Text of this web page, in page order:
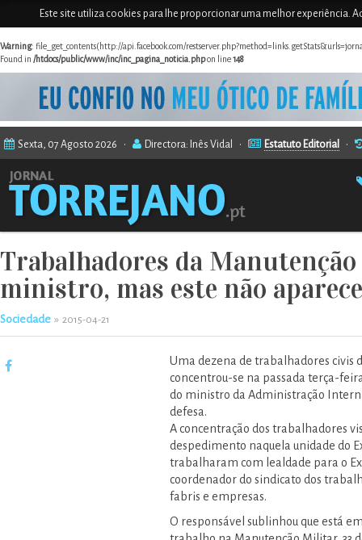
Este site utiliza cookies para lhe proporcionar uma melhor experiência.
Warning: file_get_contents(http://api.facebook.com/
Found in /htdocs/public/www/inc/inc_pagina_noticia.phpon line148
Sexta, 07 Agosto 2026 • Directora: Inês Vidal • Estatuto Editorial •
Trabalhadores da
ministro, mas este não
Sociedade » 2015-04-21
Uma dezena de trabalhadores civis
concentrou-se na passada terça-
do ministro da Administração
defesa.
A concentração dos trabalhadores
despedimento naquela unidade do
trabalharam com lealdade para o
coordenador do sindicato dos
fabris e empresas.
O responsável sublinhou que está